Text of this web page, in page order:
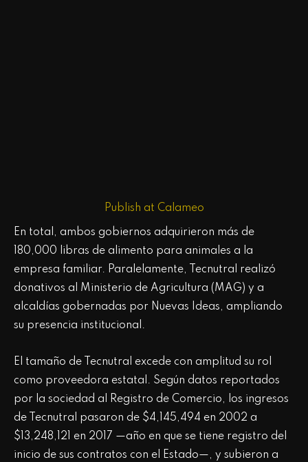
Publish at Calameo
En total, ambos gobiernos adquirieron más de
180,000 libras de alimento para animales a la
empresa familiar. Paralelamente, Tecnutral realizó
donativos al Ministerio de Agricultura (MAG) y a
alcaldías gobernadas por Nuevas Ideas, ampliando
su presencia institucional.
El tamaño de Tecnutral excede con amplitud su rol
como proveedora estatal. Según datos reportados
por la sociedad al Registro de Comercio, los ingresos
de Tecnutral pasaron de $4,145,494 en 2002 a
$13,248,121 en 2017 —año en que se tiene registro del
inicio de sus contratos con el Estado—, y subieron a